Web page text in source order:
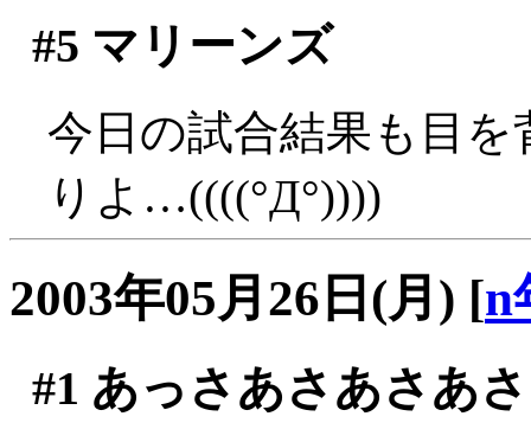
#5 マリーンズ
今日の試合結果も目
りよ…((((°Д°))))
2003年05月26日(月) [n
#1 あっさあさあさあ